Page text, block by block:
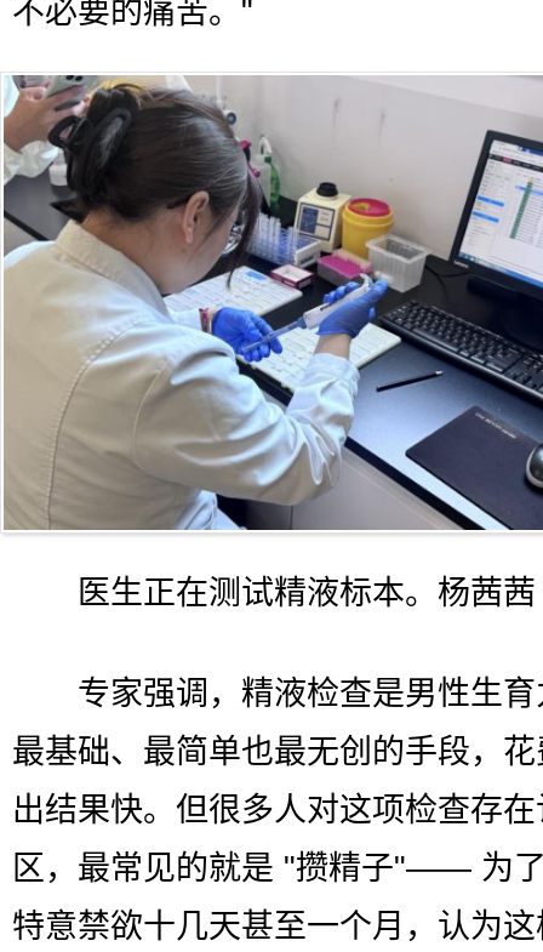
不必要的痛苦。"
医生正在测试精液标本。杨茜茜
专家强调，精液检查是男性生育
最基础、最简单也最无创的手段，
出结果快。但很多人对这项检查存
区，最常见的就是 "攒精子"—— 为
特意禁欲十几天甚至一个月，认为